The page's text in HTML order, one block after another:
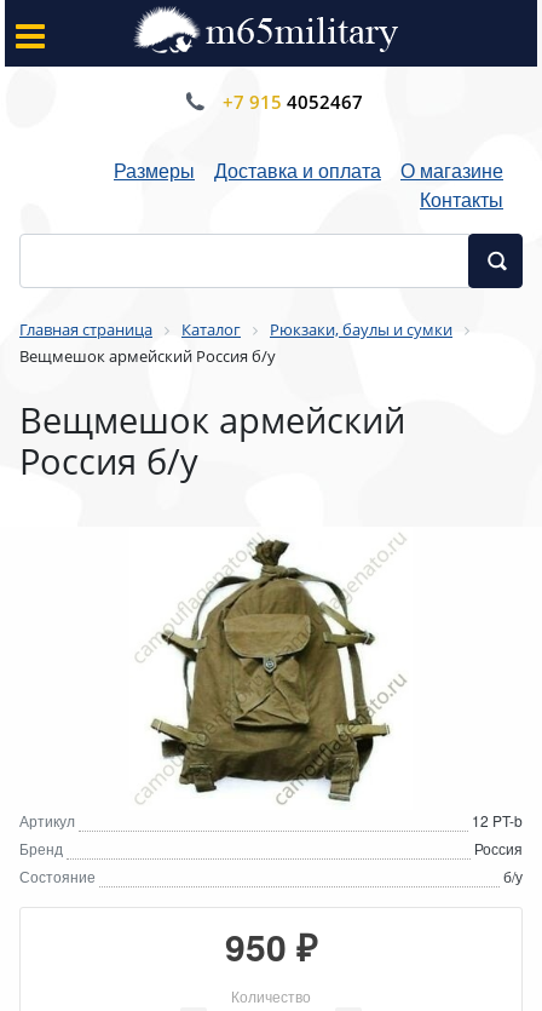
+7 915 4052467
Размеры Доставка и оплата
О магазине
Контакты
Главная страница Каталог
Рюкзаки, баулы и сумки
Вещмешок армейский Россия б/у
Вещмешок армейский
Россия б/у
Артикул
12 PT-b
Бренд
Россия
Состояние
б/у
950 ₽
Количество